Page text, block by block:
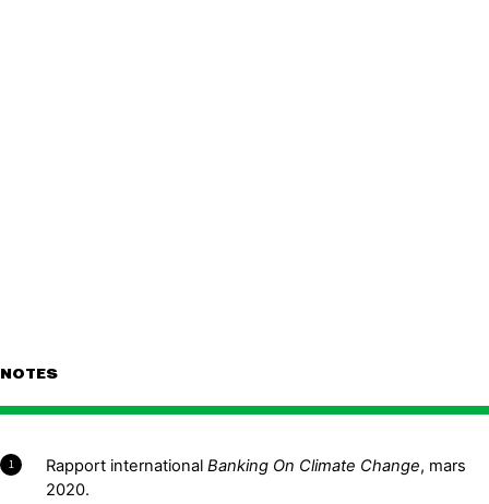
NOTES
1 Rapport international Banking On Climate Change, mars
2020.